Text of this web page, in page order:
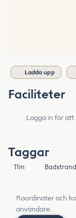
Ladda upp
Faciliteter
Logga in för
Taggar
11m Badstrand
Koordinater och
användare.